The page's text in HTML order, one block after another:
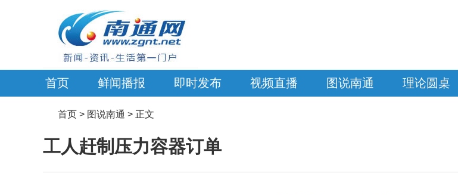
首页 鲜闻播报 即时发布 视频直播 图说南通 理论圆桌
首页 > 图说南通 > 正文
工人赶制压力容器订单